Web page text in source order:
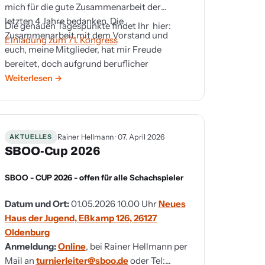
mich für die gute Zusammenarbeit der
letzten 4 Jahre bedanken. Die
Zusammenarbeit mit dem Vorstand und
euch, meine Mitglieder, hat mir Freude
bereitet, doch aufgrund beruflicher
Veränderungen kann ich diese nicht
Die genauen Tagespunkte findet Ihr hier:
Einladung zum 71. Kongress
Weiterlesen
AKTUELLES Rainer Hellmann · 07. April 2026
SBOO-Cup 2026
SBOO - CUP 2026 - offen für alle Schachspieler
Datum und Ort:01.05.2026 10.00 UhrNeues
Haus der Jugend, Eßkamp 126, 26127
Oldenburg
Anmeldung:Online, bei Rainer Hellmann per
Mail an turnierleiter@sboo.deoder Tel: